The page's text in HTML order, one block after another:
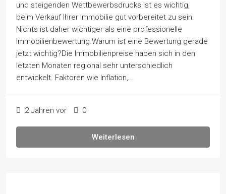
und steigenden Wettbewerbsdrucks ist es wichtig,
beim Verkauf Ihrer Immobilie gut vorbereitet zu sein.
Nichts ist daher wichtiger als eine professionelle
Immobilienbewertung.Warum ist eine Bewertung gerade
jetzt wichtig?Die Immobilienpreise haben sich in den
letzten Monaten regional sehr unterschiedlich
entwickelt. Faktoren wie Inflation,...
2 Jahren vor 0
Weiterlesen